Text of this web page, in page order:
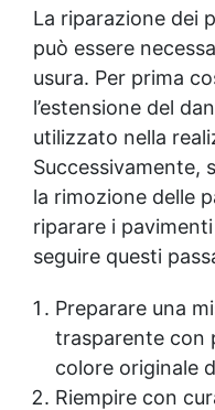
La riparazione dei
può essere
usura. Per prima
l’estensione del
utilizzato nella
Successivamente,
la rimozione delle
riparare i
seguire questi
Preparare una
trasparente con
colore originale
Riempire con